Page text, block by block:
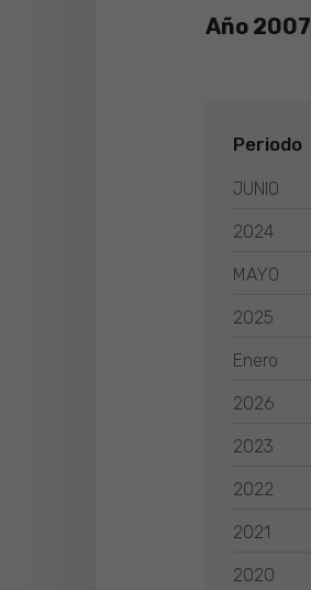
Año 2007
Periodo
JUNIO
2024
MAYO
2025
Enero
2026
2023
2022
2021
2020